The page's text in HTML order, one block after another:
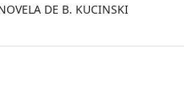
DE B. KUCINSKI